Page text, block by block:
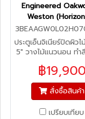
Engineered
Weston
0
ประตูเอ็นจิเนียร์ปิดผิวไ
5" วางไม้แนวนอน ทำ
฿19,900
สั่งซื้อสินค้า
เปรียบเทียบ